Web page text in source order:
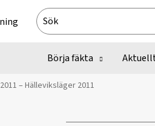
Search
for:
Börja fäkta
2011 – Hälleviksläger 2011